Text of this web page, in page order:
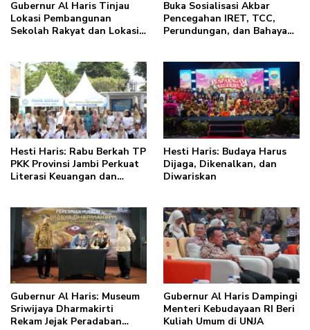
Gubernur Al Haris Tinjau
Lokasi Pembangunan
Sekolah Rakyat dan Lokasi
Buka Sosialisasi Akbar
Pencegahan IRET, TCC,
Perundungan, dan Bahaya
anakku bisa jaga diri, 60%
masa depan sudah ada di
tangan”
Hesti Haris: Rabu Berkah TP
PKK Provinsi Jambi Perkuat
Literasi Keuangan dan
Hesti Haris: Budaya Harus
Dijaga, Dikenalkan, dan
Diwariskan
Gubernur Al Haris: Museum
Sriwijaya Dharmakirti
Rekam Jejak Peradaban
Gubernur Al Haris Dampingi
Menteri Kebudayaan RI Beri
Kuliah Umum di UNJA